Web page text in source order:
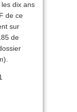
dix ans
de ce
sur
de
).